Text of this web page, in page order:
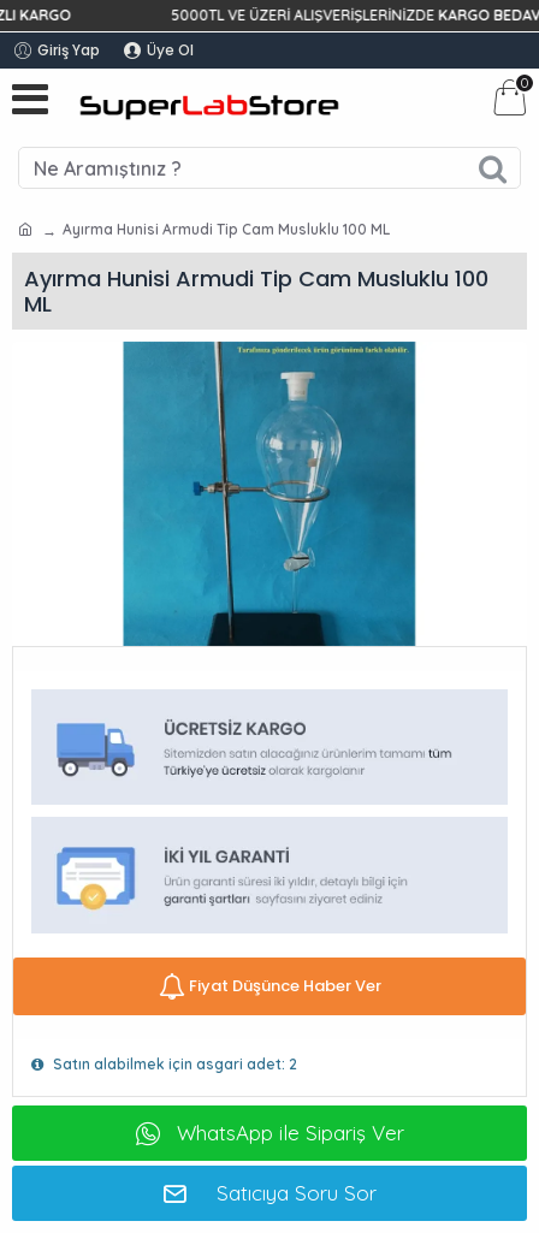
5000TL VE ÜZERİ ALIŞVERİŞLERİNİZDEKARGO BEDAVA!
Giriş Yap Üye Ol
0
Ayırma Hunisi Armudi Tip Cam Musluklu 100 ML
Ayırma Hunisi Armudi Tip Cam Musluklu 100
ML
Fiyat Düşünce Haber Ver
Satın alabilmek için asgari adet: 2
WhatsApp ile Sipariş Ver
Satıcıya Soru Sor